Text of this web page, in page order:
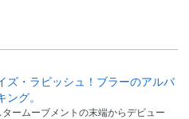
ズ・ラビッシュ！ブラーのアルバ
グ。
ームーブメントの末端からデビュー